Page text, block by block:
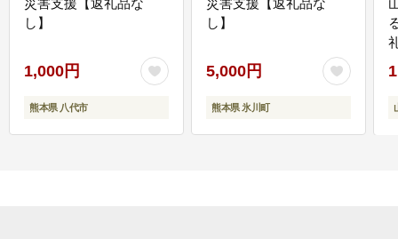
災害支援【返礼品な
し】
1,000円
熊本県 八代市
災害支援【返礼品な
し】
5,000円
熊本県 氷川町